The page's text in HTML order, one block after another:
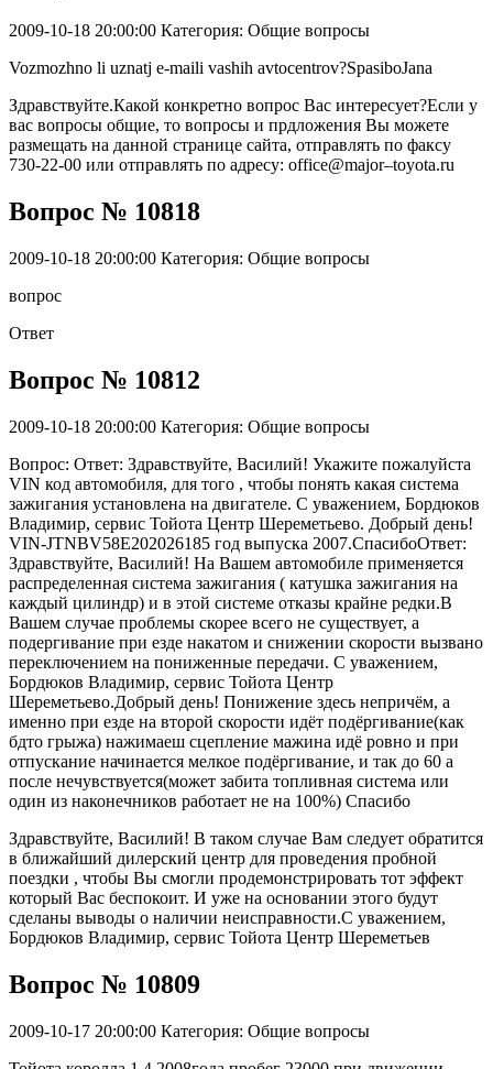
2009-10-18 20:00:00 Категория: Общие вопросы
Vozmozhno li uznatj e-maili vashih avtocentrov?SpasiboJana
Здравствуйте.Какой конкретно вопрос Вас интересует?Если у
вас вопросы общие, то вопросы и прдложения Вы можете
размещать на данной странице сайта, отправлять по факсу
730-22-00 или отправлять по адресу: office@major–toyota.ru
Вопрос № 10818
2009-10-18 20:00:00 Категория: Общие вопросы
вопрос
Ответ
Вопрос № 10812
2009-10-18 20:00:00 Категория: Общие вопросы
Вопрос: Ответ: Здравствуйте, Василий! Укажите пожалуйста
VIN код автомобиля, для того , чтобы понять какая система
зажигания установлена на двигателе. С уважением, Бордюков
Владимир, сервис Тойота Центр Шереметьево. Добрый день!
VIN-JTNBV58E202026185 год выпуска 2007.СпасибоОтвет:
Здравствуйте, Василий! На Вашем автомобиле применяется
распределенная система зажигания ( катушка зажигания на
каждый цилиндр) и в этой системе отказы крайне редки.В
Вашем случае проблемы скорее всего не существует, а
подергивание при езде накатом и снижении скорости вызвано
переключением на пониженные передачи. С уважением,
Бордюков Владимир, сервис Тойота Центр
Шереметьево.Добрый день! Понижение здесь непричём, а
именно при езде на второй скорости идёт подёргивание(как
бдто грыжа) нажимаеш сцепление мажина идё ровно и при
отпускание начинается мелкое подёргивание, и так до 60 а
после нечувствуется(может забита топливная система или
один из наконечников работает не на 100%) Спасибо
Здравствуйте, Василий! В таком случае Вам следует обратится
в ближайший дилерский центр для проведения пробной
поездки , чтобы Вы смогли продемонстрировать тот эффект
который Вас беспокоит. И уже на основании этого будут
сделаны выводы о наличии неисправности.С уважением,
Бордюков Владимир, сервис Тойота Центр Шереметьев
Вопрос № 10809
2009-10-17 20:00:00 Категория: Общие вопросы